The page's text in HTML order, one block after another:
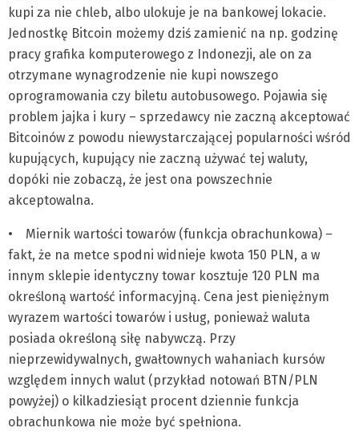
kupi za nie chleb, albo ulokuje je na bankowej lokacie.
Jednostkę Bitcoin możemy dziś zamienić na np. godzinę
pracy grafika komputerowego z Indonezji, ale on za
otrzymane wynagrodzenie nie kupi nowszego
oprogramowania czy biletu autobusowego. Pojawia się
problem jajka i kury – sprzedawcy nie zaczną akceptować
Bitcoinów z powodu niewystarczającej popularności wśród
kupujących, kupujący nie zaczną używać tej waluty,
dopóki nie zobaczą, że jest ona powszechnie
akceptowalna.
• Miernik wartości towarów (funkcja obrachunkowa) –
fakt, że na metce spodni widnieje kwota 150 PLN, a w
innym sklepie identyczny towar kosztuje 120 PLN ma
określoną wartość informacyjną. Cena jest pieniężnym
wyrazem wartości towarów i usług, ponieważ waluta
posiada określoną siłę nabywczą. Przy
nieprzewidywalnych, gwałtownych wahaniach kursów
względem innych walut (przykład notowań BTN/PLN
powyżej) o kilkadziesiąt procent dziennie funkcja
obrachunkowa nie może być spełniona.